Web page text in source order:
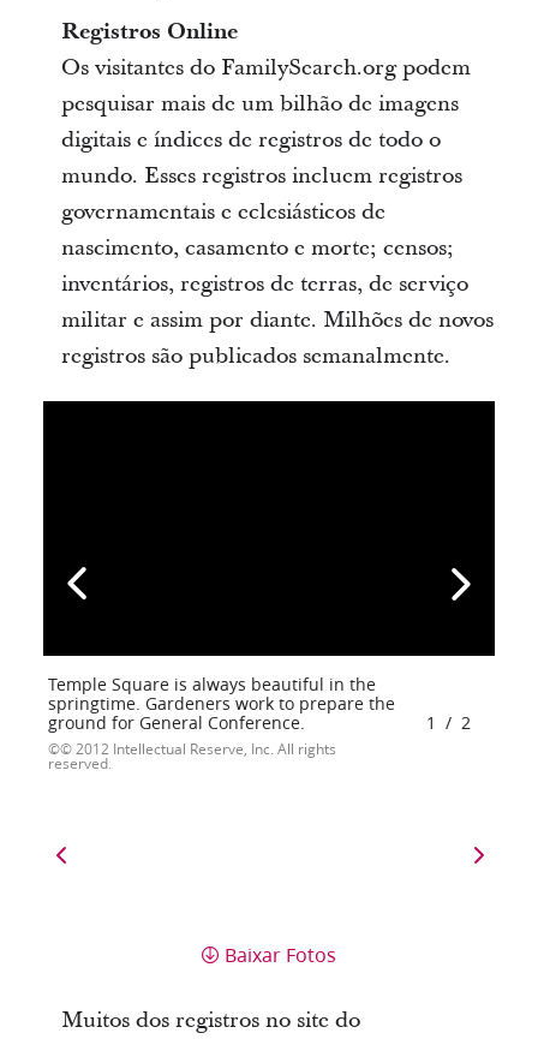
Registros Online
Os visitantes do FamilySearch.org podem
pesquisar mais de um bilhão de imagens
digitais e índices de registros de todo o
mundo. Esses registros incluem registros
governamentais e eclesiásticos de
nascimento, casamento e morte; censos;
inventários, registros de terras, de serviço
militar e assim por diante. Milhões de novos
registros são publicados semanalmente.
Temple Square is always beautiful in the
springtime. Gardeners work to prepare the
ground for General Conference.
© 2012 Intellectual Reserve, Inc. All rights
reserved.
1 / 2
Baixar Fotos
Muitos dos registros no site do